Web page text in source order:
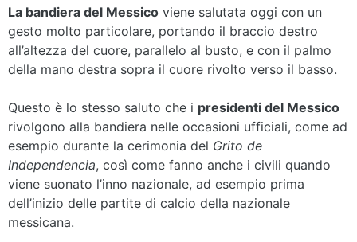
La bandiera del Messico viene salutata oggi con un
gesto molto particolare, portando il braccio destro
all’altezza del cuore, parallelo al busto, e con il palmo
della mano destra sopra il cuore rivolto verso il basso.
Questo è lo stesso saluto che i presidenti del Messico
rivolgono alla bandiera nelle occasioni ufficiali, come ad
esempio durante la cerimonia del Grito de
Independencia, così come fanno anche i civili quando
viene suonato l’inno nazionale, ad esempio prima
dell’inizio delle partite di calcio della nazionale
messicana.